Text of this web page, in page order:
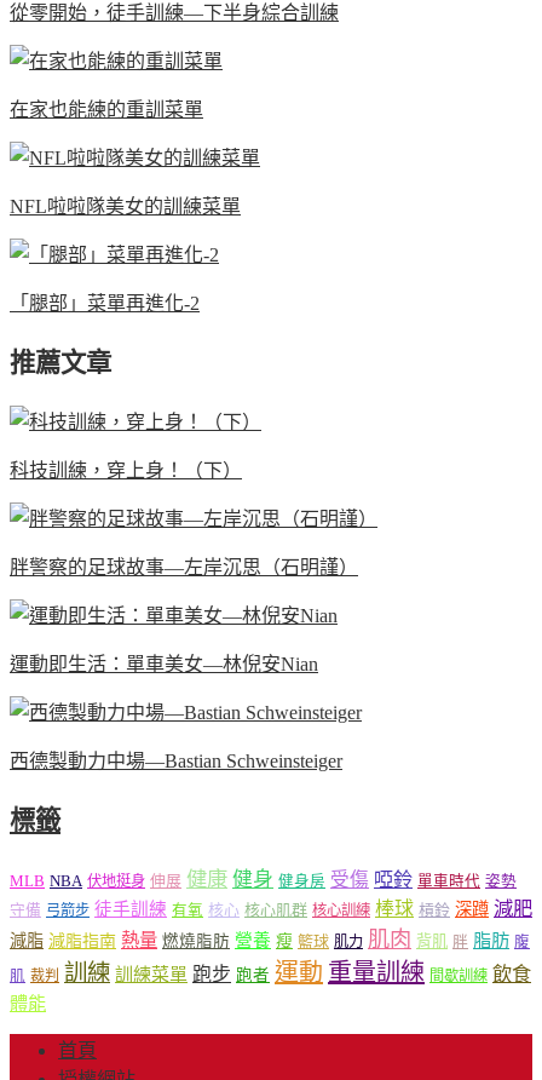
從零開始，徒手訓練—下半身綜合訓練
在家也能練的重訓菜單
NFL啦啦隊美女的訓練菜單
「腿部」菜單再進化-2
推薦文章
科技訓練，穿上身！（下）
胖警察的足球故事—左岸沉思（石明謹）
運動即生活：單車美女—林倪安Nian
西德製動力中場—Bastian Schweinsteiger
標籤
MLB NBA 伏地挺身 伸展 健康 健身 健身房 受傷 啞鈴 單車時代 姿勢
守備 弓箭步 徒手訓練 有氧 核心 核心肌群 核心訓練 棒球 槓鈴 深蹲 減肥
減脂 減脂指南 熱量 燃燒脂肪 營養 瘦 籃球 肌力 肌肉 背肌 胖 脂肪 腹
肌 裁判 訓練 訓練菜單 跑步 跑者 運動 重量訓練 間歇訓練 飲食
體能
首頁